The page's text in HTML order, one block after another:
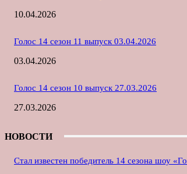
10.04.2026
Голос 14 сезон 11 выпуск 03.04.2026
03.04.2026
Голос 14 сезон 10 выпуск 27.03.2026
27.03.2026
НОВОСТИ
Стал известен победитель 14 сезона шоу